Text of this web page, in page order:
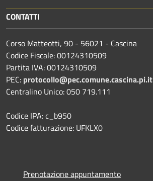
CONTATTI
Corso Matteotti, 90 - 56021 - Cascina
Codice Fiscale: 00124310509
Partita IVA: 00124310509
PEC: protocollo@pec.comune.cascina.pi.it
Centralino Unico: 050 719.111
Codice IPA: c_b950
Codice fatturazione: UFKLX0
Prenotazione appuntamento